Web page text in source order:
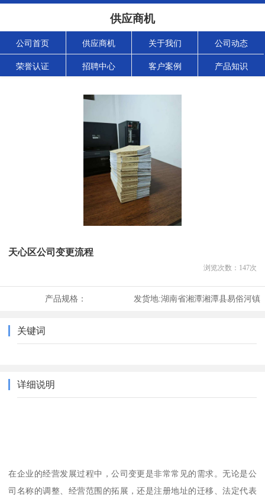
供应商机
公司首页 供应商机 关于我们 公司动态
荣誉认证 招聘中心 客户案例 产品知识
天心区公司变更流程
浏览次数： 147次
产品规格： 发货地:湖南省湘潭湘潭县易俗河镇
关键词
详细说明
在企业的经营发展过程中，公司变更是非常常见的需求。无论是公
司名称的调整、经营范围的拓展，还是注册地址的迁移、法定代表